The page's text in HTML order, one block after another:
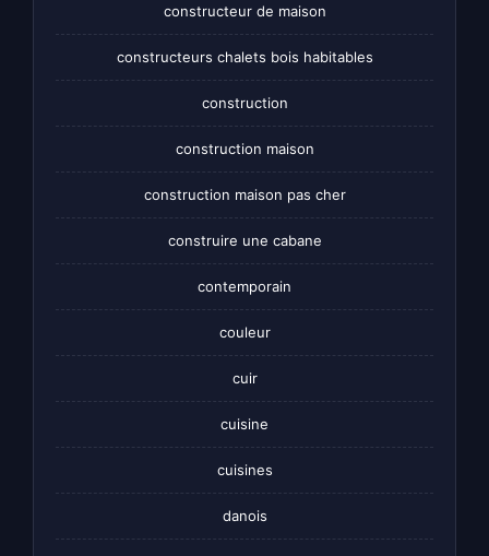
constructeur de maison
constructeurs chalets bois habitables
construction
construction maison
construction maison pas cher
construire une cabane
contemporain
couleur
cuir
cuisine
cuisines
danois